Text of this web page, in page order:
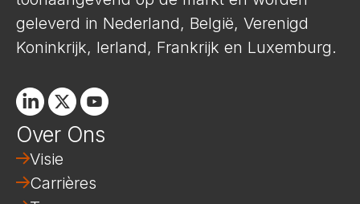
geleverd in Nederland, België, Verenigd
Koninkrijk, Ierland, Frankrijk en Luxemburg.
Linkedin
X Youtube
Over Ons
Visie
Carrières